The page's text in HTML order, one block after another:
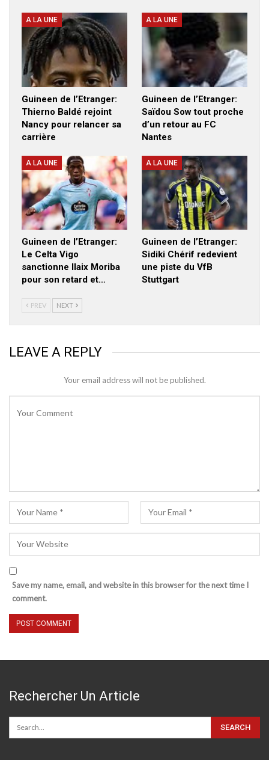
A LA UNE
Guineen de l’Etranger:
Thierno Baldé rejoint
Nancy pour relancer sa
carrière
A LA UNE
Guineen de l’Etranger:
Saïdou Sow tout proche
d’un retour au FC
Nantes
A LA UNE
Guineen de l’Etranger:
Le Celta Vigo
sanctionne Ilaix Moriba
pour son retard et…
A LA UNE
Guineen de l’Etranger:
Sidiki Chérif redevient
une piste du VfB
Stuttgart
PREV NEXT
LEAVE A REPLY
Your email address will not be published.
Save my name, email, and website in this browser for the next time I
comment.
Rechercher Un Article